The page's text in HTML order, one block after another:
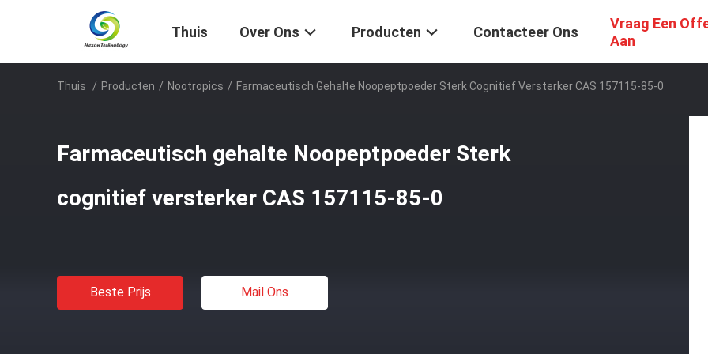
Thuis Over Ons Producten Contacteer Ons
Vraag Een
Aan
Thuis / Producten / Nootropics / Farmaceutisch Gehalte Noopeptpoeder Sterk Cognitief Versterker CAS 157115-85-0
Farmaceutisch gehalte Noopeptpoeder Sterk
cognitief versterker CAS 157115-85-0
Beste Prijs Mail Ons